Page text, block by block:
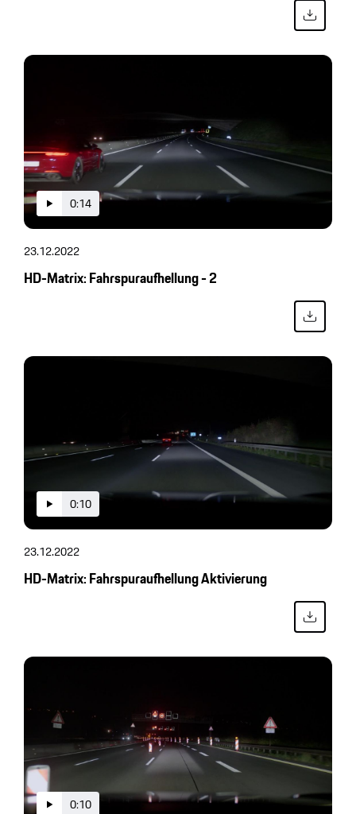
0:14
23.12.2022
HD-Matrix: Fahrspuraufhellung - 2
0:10
23.12.2022
HD-Matrix: Fahrspuraufhellung Aktivierung
0:10